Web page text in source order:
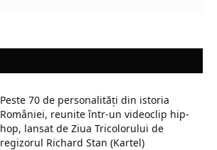
Peste 70 de personalități din istoria
României, reunite într-un videoclip hip-
hop, lansat de Ziua Tricolorului de
regizorul Richard Stan (Kartel)